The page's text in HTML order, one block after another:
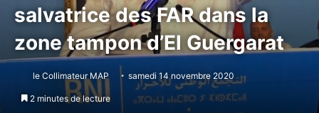
salvatrice des FAR dans la
zone tampon d’El Guergarat
le Collimateur MAP samedi 14 novembre 2020
2 minutes de lecture